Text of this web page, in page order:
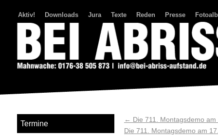
Aktiv! Downloads Jura Texte Reden Presse
← Die 711. Montagsdemo
Die 711. Montagsdemo am
Termine